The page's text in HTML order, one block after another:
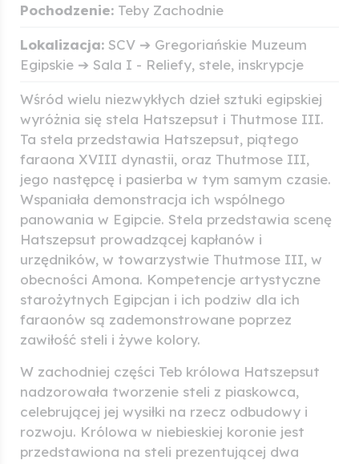
Pochodzenie: Teby Zachodnie
Lokalizacja: SCV ➔ Gregoriańskie Muzeum
Egipskie ➔ Sala I - Reliefy, stele, inskrypcje
Wśród wielu niezwykłych dzieł sztuki egipskiej
wyróżnia się stela Hatszepsut i Thutmose III.
Ta stela przedstawia Hatszepsut, piątego
faraona XVIII dynastii, oraz Thutmose III,
jego następcę i pasierba w tym samym czasie.
Wspaniała demonstracja ich wspólnego
panowania w Egipcie. Stela przedstawia scenę
Hatszepsut prowadzącej kapłanów i
urzędników, w towarzystwie Thutmose III, w
obecności Amona. Kompetencje artystyczne
starożytnych Egipcjan i ich podziw dla ich
faraonów są zademonstrowane poprzez
zawiłość steli i żywe kolory.
W zachodniej części Teb królowa Hatszepsut
nadzorowała tworzenie steli z piaskowca,
celebrującej jej wysiłki na rzecz odbudowy i
rozwoju. Królowa w niebieskiej koronie jest
przedstawiona na steli prezentującej dwa